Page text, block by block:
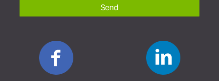
Send